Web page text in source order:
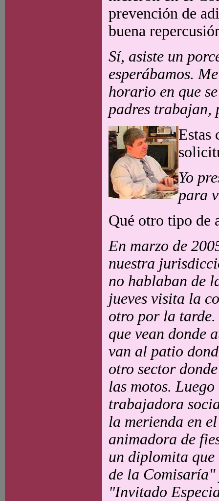
prevención de
buena
Sí, asiste un
esperábamos.
horario en que
padres trabajan,
Estas
Yo
para
Qué otro tipo de
En marzo de
nuestra
no hablaban de
jueves visita la
otro por la
que vean donde
van al patio
otro sector
las motos.
trabajadora
la merienda en
animadora de
un diplomita que
de la
"Invitado